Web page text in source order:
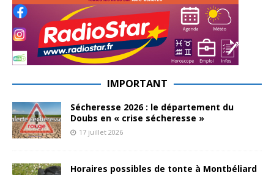
IMPORTANT
Sécheresse 2026 : le département du
Doubs en « crise sécheresse »
17 juillet 2026
Horaires possibles de tonte à Montbéliard